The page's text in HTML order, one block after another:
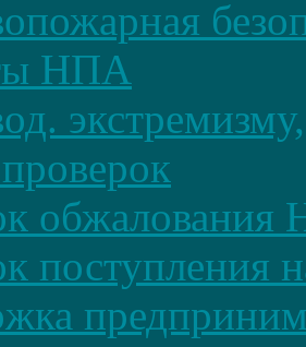
НПА
поступления